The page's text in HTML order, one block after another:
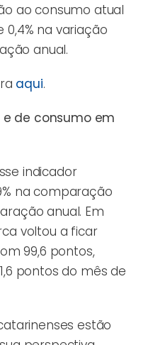
ao consumo atual
na variação
anual.
aqui.
e de consumo em
indicador
na comparação
anual. Em
voltou a ficar
99,6 pontos,
pontos do mês de
estão